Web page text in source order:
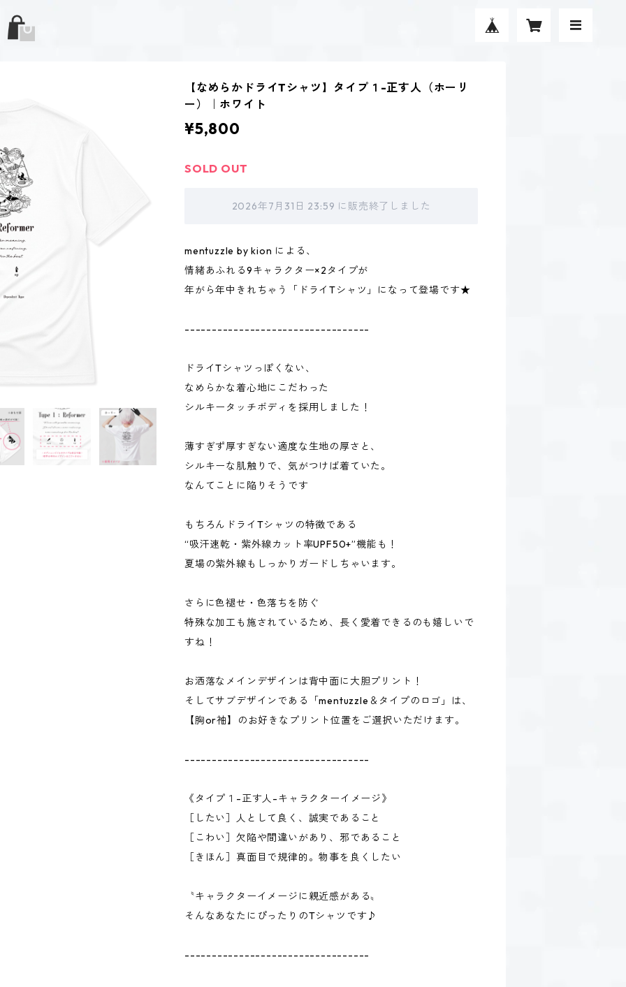
【なめらかドライTシャツ】タイプ１-正す人（ホーリ
ー）｜ホワイト
¥5,800
SOLD OUT
2026年7月31日 23:59 に販売終了しました
mentuzzle by kion による、
情緒あふれる9キャラクター×2タイプが
年がら年中きれちゃう「ドライTシャツ」になって登場です★
----------------------------------
ドライTシャツっぽくない、
なめらかな着心地にこだわった
シルキータッチボディを採用しました！
薄すぎず厚すぎない適度な生地の厚さと、
シルキーな肌触りで、気がつけば着ていた。
なんてことに陥りそうです
もちろんドライTシャツの特徴である
“吸汗速乾・紫外線カット率UPF50+”機能も！
夏場の紫外線もしっかりガードしちゃいます。
さらに色褪せ・色落ちを防ぐ
特殊な加工も施されているため、長く愛着できるのも嬉しいで
すね！
お洒落なメインデザインは背中面に大胆プリント！
そしてサブデザインである「mentuzzle＆タイプのロゴ」は、
【胸or袖】のお好きなプリント位置をご選択いただけます。
----------------------------------
《タイプ１-正す人-キャラクターイメージ》
［したい］人として良く、誠実であること
［こわい］欠陥や間違いがあり、邪であること
［きほん］真面目で規律的。物事を良くしたい
〝キャラクターイメージに親近感がある〟
そんなあなたにぴったりのTシャツです♪
----------------------------------